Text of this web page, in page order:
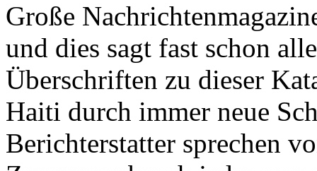
Große
und dies sagt fast schon
Überschriften zu dieser
Haiti durch immer neue
Berichterstatter sprechen